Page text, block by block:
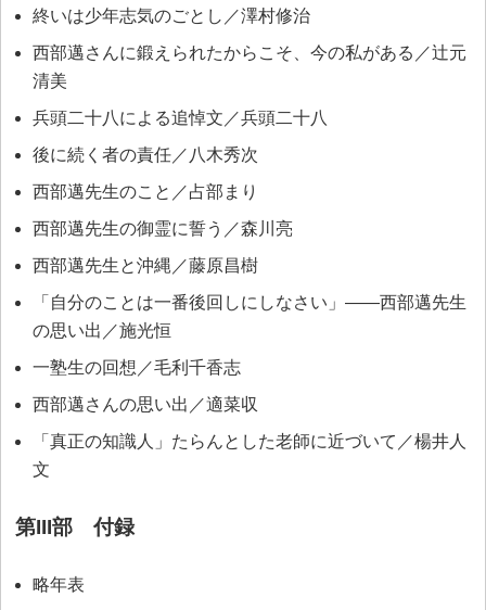
終いは少年志気のごとし／澤村修治
西部邁さんに鍛えられたからこそ、今の私がある／辻元
清美
兵頭二十八による追悼文／兵頭二十八
後に続く者の責任／八木秀次
西部邁先生のこと／占部まり
西部邁先生の御霊に誓う／森川亮
西部邁先生と沖縄／藤原昌樹
「自分のことは一番後回しにしなさい」――西部邁先生
の思い出／施光恒
一塾生の回想／毛利千香志
西部邁さんの思い出／適菜収
「真正の知識人」たらんとした老師に近づいて／楊井人
文
第III部 付録
略年表